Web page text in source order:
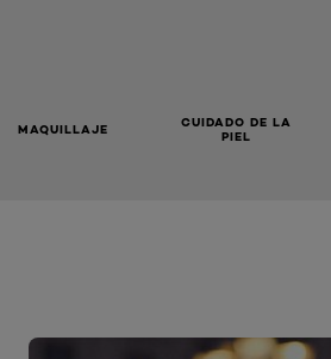
MAQUILLAJE
CUIDADO DE LA
PIEL